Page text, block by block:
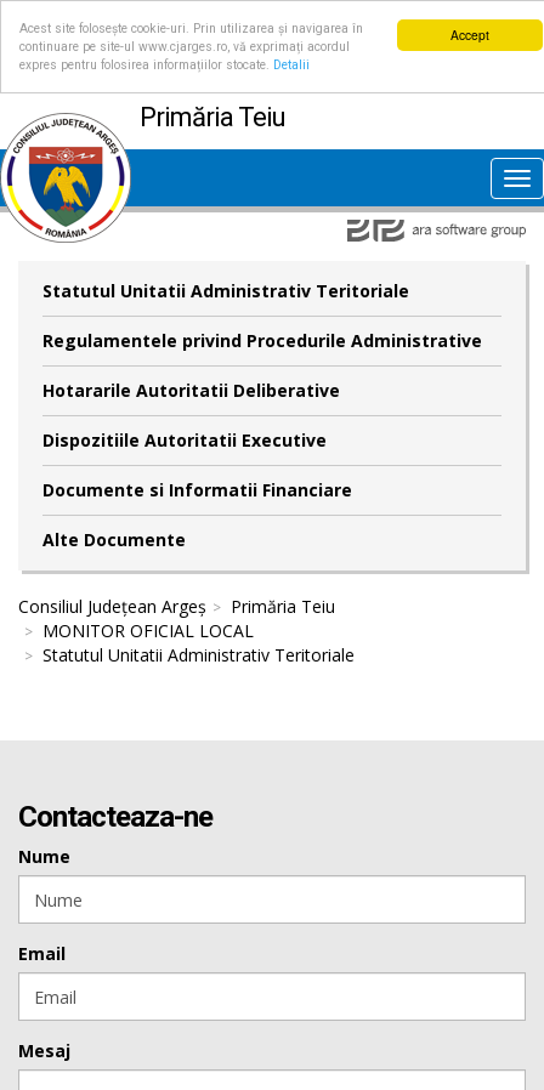
Accept
Acest site folosește cookie-uri. Prin utilizarea și navigarea în
continuare pe site-ul www.cjarges.ro, vă exprimați acordul
expres pentru folosirea informațiilor stocate.
Detalii
Primăria Teiu
Statutul Unitatii Administrativ Teritoriale
Regulamentele privind Procedurile Administrative
Hotararile Autoritatii Deliberative
Dispozitiile Autoritatii Executive
Documente si Informatii Financiare
Alte Documente
Consiliul Județean Argeș
Primăria Teiu
MONITOR OFICIAL LOCAL
Statutul Unitatii Administrativ Teritoriale
Contacteaza-ne
Nume
Email
Mesaj